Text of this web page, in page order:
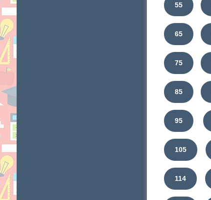
55
65
75
85
95
105
114